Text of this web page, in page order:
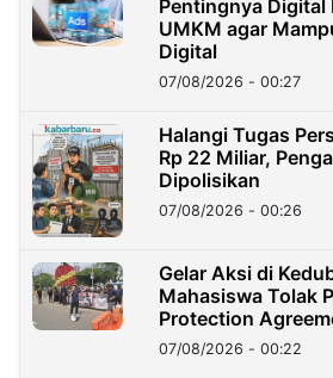
Pentingnya
UMKM agar
Digital
07/08/2026 - 00:27
Halangi Tugas
Rp 22 Miliar,
Dipolisikan
07/08/2026 - 00:26
Gelar Aksi di
Mahasiswa Tolak
Protection
Kedaulatan Negara
07/08/2026 - 00:22